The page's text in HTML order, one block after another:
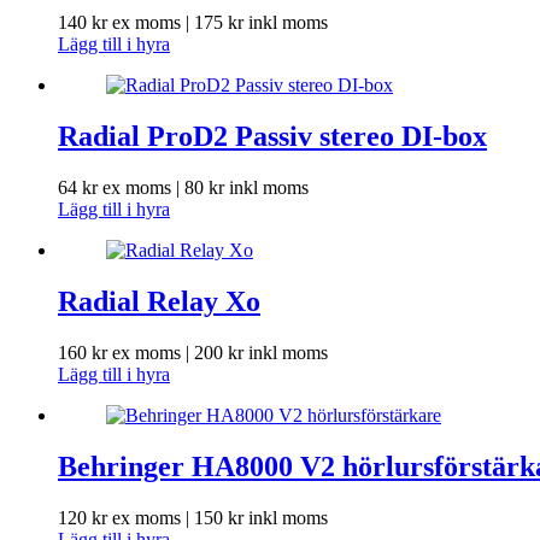
140 krex moms | 175 krinkl moms
Lägg till i hyra
Radial ProD2 Passiv stereo DI-box
64 krex moms | 80 krinkl moms
Lägg till i hyra
Radial Relay Xo
160 krex moms | 200 krinkl moms
Lägg till i hyra
Behringer HA8000 V2
120 krex moms | 150 krinkl moms